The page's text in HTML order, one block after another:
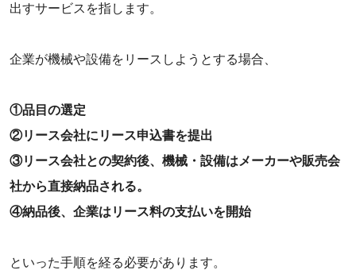
出すサービスを指します。
企業が機械や設備をリースしようとする場合、
①品目の選定
②リース会社にリース申込書を提出
③リース会社との契約後、機械・設備はメーカーや販売会
社から直接納品される。
④納品後、企業はリース料の支払いを開始
といった手順を経る必要があります。